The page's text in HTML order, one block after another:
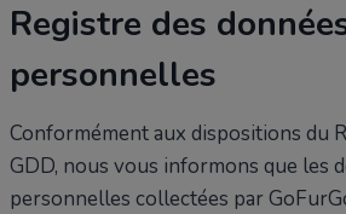
Registre des
personnelles
Conformément aux dispositions du
GDD, nous vous informons que les
personnelles collectées par